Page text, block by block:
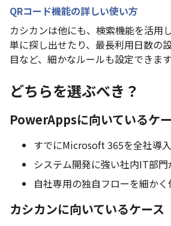
QRコード機能の詳しい使い方
カシカンは他にも、検索機能を活用
単に探し出せたり、最長利用日数の
目など、細かなルールも設定できます
どちらを選ぶべき？
PowerAppsに向いているケ
すでにMicrosoft 365を全社導
システム開発に強い社内IT部門
自社専用の独自フローを細か
カシカンに向いているケース